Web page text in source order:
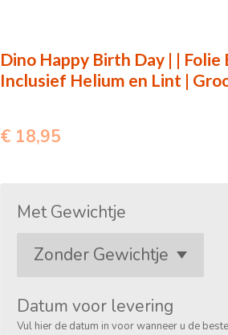
Dino Happy Birth Day | | Folie
Inclusief Helium en Lint |
€ 18,95
Met Gewichtje
Datum voor levering
Vul hier de datum in voor wanneer u de